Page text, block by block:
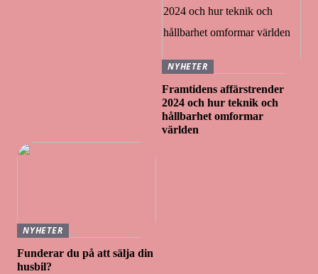
NYHETER
Framtidens affärstrender
2024 och hur teknik och
hållbarhet omformar
världen
NYHETER
Funderar du på att sälja din
husbil?